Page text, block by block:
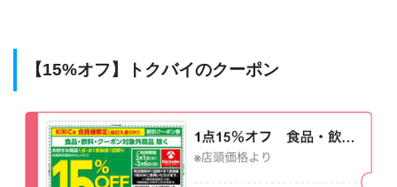
【15%オフ】トクバイのクーポン